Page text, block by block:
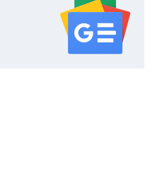
serwisu